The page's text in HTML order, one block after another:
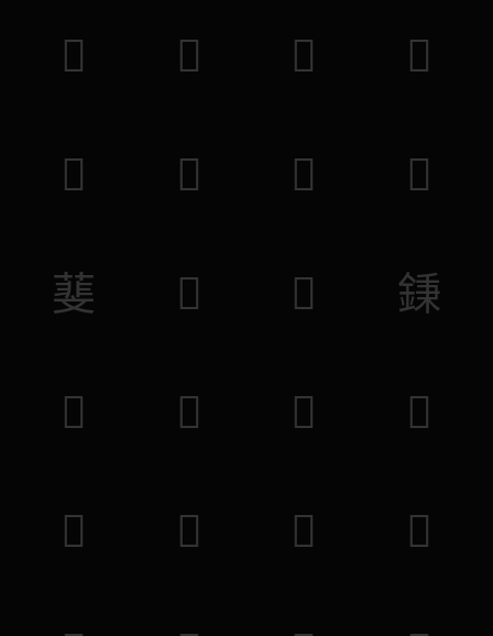
𤯫 𤿌 𥎭 𨈹
𧹘 𧩷 𧚖 𦫳
𦻔 𨘚 𦜑 𨧺
𨷛 𩆼 𩖝 𩥾
𪅀 𤿋 𤯪 𥎬